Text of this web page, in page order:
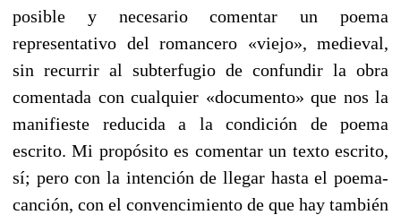
posible y necesario comentar un poema
representativo del romancero «viejo», medieval,
sin recurrir al subterfugio de confundir la obra
comentada con cualquier «documento» que nos la
manifieste reducida a la condición de poema
escrito. Mi propósito es comentar un texto escrito,
sí; pero con la intención de llegar hasta el poema-
canción, con el convencimiento de que hay también